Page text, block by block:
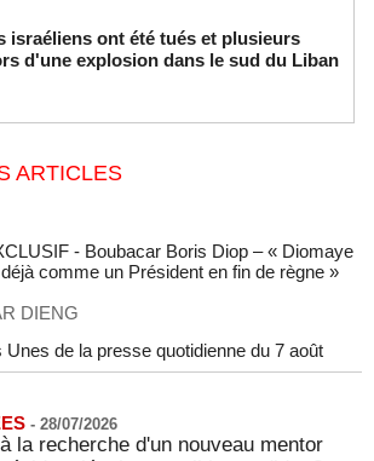
israéliens ont été tués et plusieurs
d'une explosion dans le sud du Liban
ARTICLES
comme un Président en fin de règne »
Kerman
- 28/07/2026
la recherche d'un nouveau mentor